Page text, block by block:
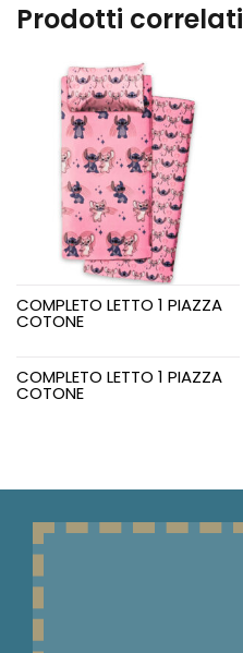
Prodotti correlati
COMPLETO LETTO 1 PIAZZA
COTONE
COMPLETO LETTO 1 PIAZZA
COTONE